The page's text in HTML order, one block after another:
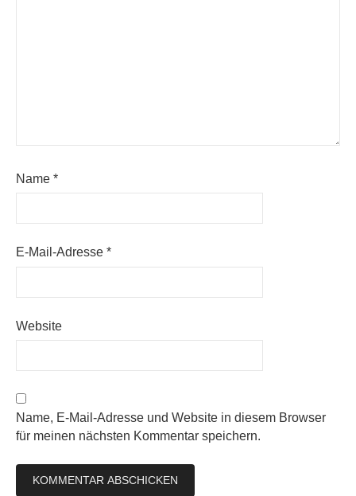
Name *
E-Mail-Adresse *
Website
Name, E-Mail-Adresse und Website in diesem Browser
für meinen nächsten Kommentar speichern.